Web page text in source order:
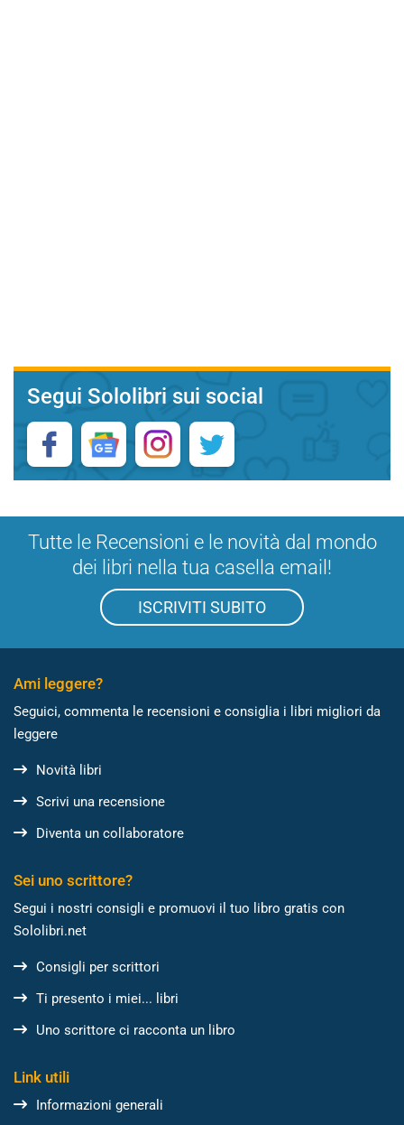
Segui Sololibri sui social
Tutte le Recensioni e le novità dal mondo
dei libri nella tua casella email!
ISCRIVITI SUBITO
Ami leggere?
Seguici, commenta le recensioni e consiglia i libri migliori da
leggere
Novità libri
Scrivi una recensione
Diventa un collaboratore
Sei uno scrittore?
Segui i nostri consigli e promuovi il tuo libro gratis con
Sololibri.net
Consigli per scrittori
Ti presento i miei... libri
Uno scrittore ci racconta un libro
Link utili
Informazioni generali